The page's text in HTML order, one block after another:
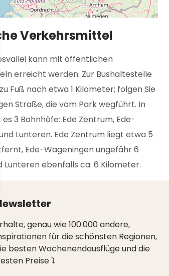
Verkehrsmittel
kann mit öffentlichen
erreicht werden. Zur Bushaltestelle
Fuß nach etwa 1 Kilometer; folgen Sie
Straße, die vom Park wegführt. In
3 Bahnhöfe: Ede Zentrum, Ede-
und Lunteren. Ede Zentrum liegt etwa 5
Ede-Wageningen ungefähr 6
Lunteren ebenfalls ca. 6 Kilometer.
genau wie 100.000 andere,
für die schönsten Regionen,
besten Wochenendausflüge und die
Preise ⤵